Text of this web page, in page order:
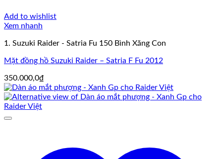
Add to wishlist
Xem nhanh
1. Suzuki Raider - Satria Fu 150 Bình Xăng Con
Mặt đồng hồ Suzuki Raider – Satria F Fu 2012
350.000,0₫